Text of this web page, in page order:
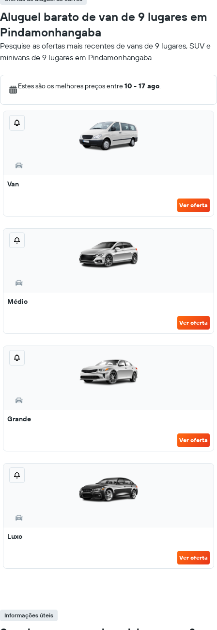
Aluguel barato de van de 9 lugares em
Pindamonhangaba
Pesquise as ofertas mais recentes de vans de 9 lugares, SUV e
minivans de 9 lugares em Pindamonhangaba
Estes são os melhores preços entre10 - 17 ago.
Van
Ver oferta
Médio
Ver oferta
Grande
Ver oferta
Luxo
Ver oferta
Informações úteis